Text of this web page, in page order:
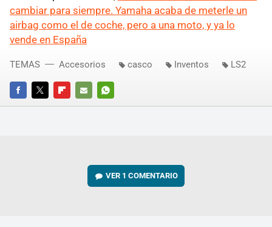
cambiar para siempre. Yamaha acaba de meterle un
airbag como el de coche, pero a una moto, y ya lo
vende en España
FACEBOOKTWITTERFLIPBOARD
E-
WHATSAPP
TEMAS Accesorios casco Inventos LS2
VER 1 COMENTARIO